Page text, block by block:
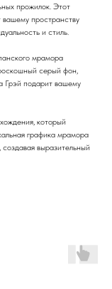
прожилок. Этот
пространству
и стиль.
мрамора
серый фон,
Грэй подарит вашему
который
графика мрамора
выразительный